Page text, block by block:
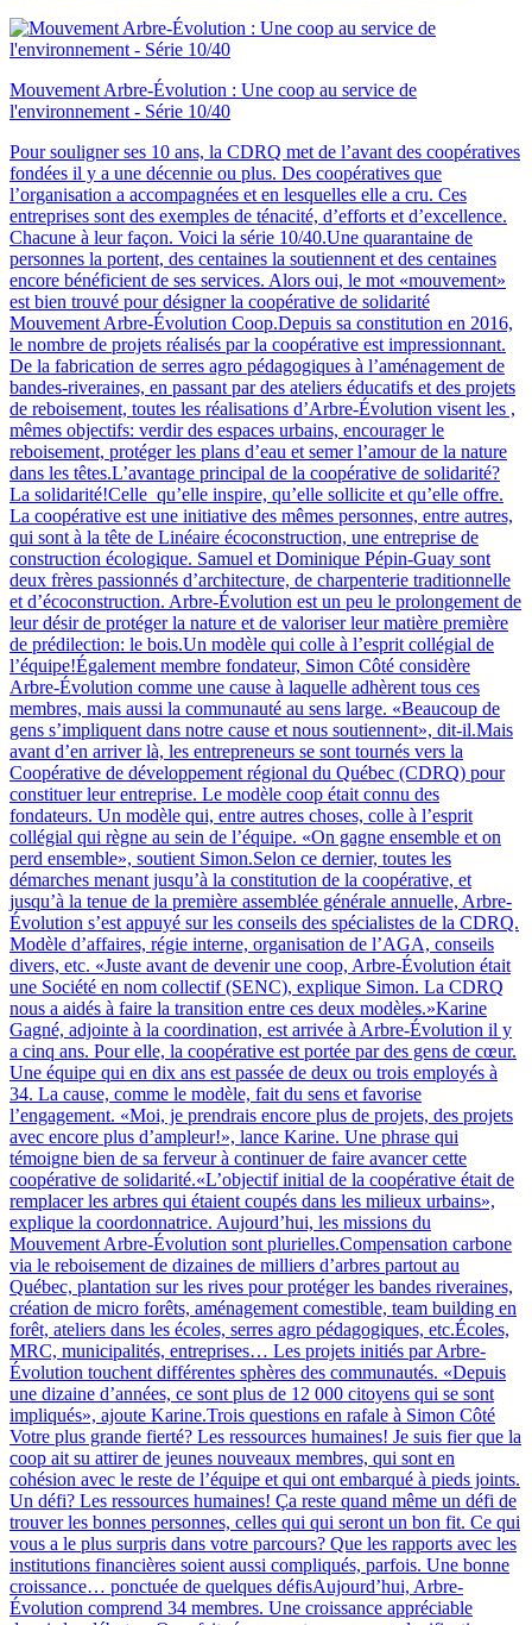
Mouvement Arbre-Évolution : Une coop au service de
l'environnement - Série 10/40
Pour souligner ses 10 ans, la CDRQ met de l’avant des coopératives
fondées il y a une décennie ou plus. Des coopératives que
l’organisation a accompagnées et en lesquelles elle a cru. Ces
entreprises sont des exemples de ténacité, d’efforts et d’excellence.
Chacune à leur façon. Voici la série 10/40.Une quarantaine de
personnes la portent, des centaines la soutiennent et des centaines
encore bénéficient de ses services. Alors oui, le mot «mouvement»
est bien trouvé pour désigner la coopérative de solidarité
Mouvement Arbre-Évolution Coop.Depuis sa constitution en 2016,
le nombre de projets réalisés par la coopérative est impressionnant.
De la fabrication de serres agro pédagogiques à l’aménagement de
bandes-riveraines, en passant par des ateliers éducatifs et des projets
de reboisement, toutes les réalisations d’Arbre-Évolution visent les ,
mêmes objectifs: verdir des espaces urbains, encourager le
reboisement, protéger les plans d’eau et semer l’amour de la nature
dans les têtes.L’avantage principal de la coopérative de solidarité?
La solidarité!Celle qu’elle inspire, qu’elle sollicite et qu’elle offre.
La coopérative est une initiative des mêmes personnes, entre autres,
qui sont à la tête de Linéaire écoconstruction, une entreprise de
construction écologique. Samuel et Dominique Pépin-Guay sont
deux frères passionnés d’architecture, de charpenterie traditionnelle
et d’écoconstruction. Arbre-Évolution est un peu le prolongement de
leur désir de protéger la nature et de valoriser leur matière première
de prédilection: le bois.Un modèle qui colle à l’esprit collégial de
l’équipe!Également membre fondateur, Simon Côté considère
Arbre-Évolution comme une cause à laquelle adhèrent tous ces
membres, mais aussi la communauté au sens large. «Beaucoup de
gens s’impliquent dans notre cause et nous soutiennent», dit-il.Mais
avant d’en arriver là, les entrepreneurs se sont tournés vers la
Coopérative de développement régional du Québec (CDRQ) pour
constituer leur entreprise. Le modèle coop était connu des
fondateurs. Un modèle qui, entre autres choses, colle à l’esprit
collégial qui règne au sein de l’équipe. «On gagne ensemble et on
perd ensemble», soutient Simon.Selon ce dernier, toutes les
démarches menant jusqu’à la constitution de la coopérative, et
jusqu’à la tenue de la première assemblée générale annuelle, Arbre-
Évolution s’est appuyé sur les conseils des spécialistes de la CDRQ.
Modèle d’affaires, régie interne, organisation de l’AGA, conseils
divers, etc. «Juste avant de devenir une coop, Arbre-Évolution était
une Société en nom collectif (SENC), explique Simon. La CDRQ
nous a aidés à faire la transition entre ces deux modèles.»Karine
Gagné, adjointe à la coordination, est arrivée à Arbre-Évolution il y
a cinq ans. Pour elle, la coopérative est portée par des gens de cœur.
Une équipe qui en dix ans est passée de deux ou trois employés à
34. La cause, comme le modèle, fait du sens et favorise
l’engagement. «Moi, je prendrais encore plus de projets, des projets
avec encore plus d’ampleur!», lance Karine. Une phrase qui
témoigne bien de sa ferveur à continuer de faire avancer cette
coopérative de solidarité.«L’objectif initial de la coopérative était de
remplacer les arbres qui étaient coupés dans les milieux urbains»,
explique la coordonnatrice. Aujourd’hui, les missions du
Mouvement Arbre-Évolution sont plurielles.Compensation carbone
via le reboisement de dizaines de milliers d’arbres partout au
Québec, plantation sur les rives pour protéger les bandes riveraines,
création de micro forêts, aménagement comestible, team building en
forêt, ateliers dans les écoles, serres agro pédagogiques, etc.Écoles,
MRC, municipalités, entreprises… Les projets initiés par Arbre-
Évolution touchent différentes sphères des communautés. «Depuis
une dizaine d’années, ce sont plus de 12 000 citoyens qui se sont
impliqués», ajoute Karine.Trois questions en rafale à Simon Côté
Votre plus grande fierté? Les ressources humaines! Je suis fier que la
coop ait su attirer de jeunes nouveaux membres, qui sont en
cohésion avec le reste de l’équipe et qui ont embarqué à pieds joints.
Un défi? Les ressources humaines! Ça reste quand même un défi de
trouver les bonnes personnes, celles qui qui seront un bon fit. Ce qui
vous a le plus surpris dans votre parcours? Que les rapports avec les
institutions financières soient aussi compliqués, parfois. Une bonne
croissance… ponctuée de quelques défisAujourd’hui, Arbre-
Évolution comprend 34 membres. Une croissance appréciable